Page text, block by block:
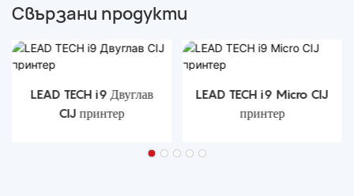
Свързани продукти
LEAD TECH i9 Двуглав
CIJ принтер
LEAD TECH i9 Micro CIJ
принтер